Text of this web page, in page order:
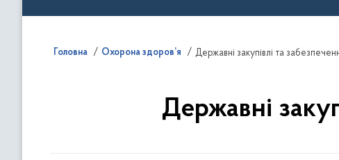
Головна Охорона здоров’я Державні закупівлі та
Державні